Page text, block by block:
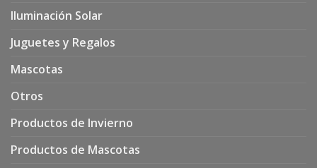
Iluminación Solar
Juguetes y Regalos
Mascotas
Otros
Productos de Invierno
Productos de Mascotas